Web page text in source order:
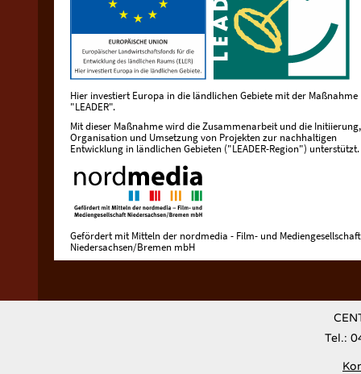
Hier investiert Europa in die ländlichen Gebiete mit der Maßnahme
"LEADER".
Mit dieser Maßnahme wird die Zusammenarbeit und die Initiierung,
Organisation und Umsetzung von Projekten zur nachhaltigen
Entwicklung in ländlichen Gebieten ("LEADER-Region") unterstützt.
Gefördert mit Mitteln der nordmedia - Film- und Mediengesellschaft
Niedersachsen/Bremen mbH
Tel.: